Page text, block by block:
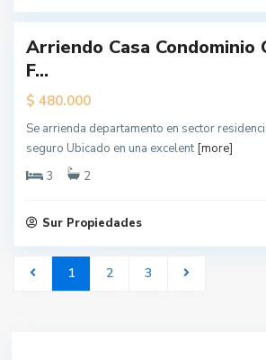
s
Arriendo Casa Condominio
F...
$ 480.000
Se arrienda departamento en sector
seguro Ubicado en una excelent [more]
3
2
Sur Propiedades
1 2 3